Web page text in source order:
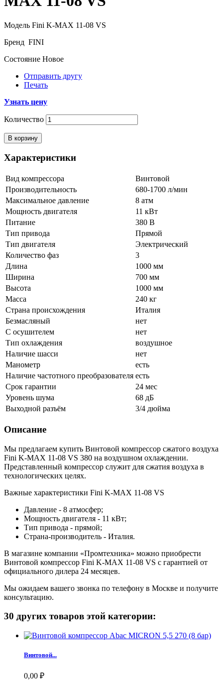
Модель Fini K-MAX 11-08 VS
Бренд FINI
Состояние Новое
Отправить другу
Печать
Узнать цену
Количество
В корзину
Характеристики
Вид компрессора
Винтовой
Производительность
680-1700 л/мин
Максимальное давление
8 атм
Мощность двигателя
11 кВт
Питание
380 В
Тип привода
Прямой
Тип двигателя
Электрический
Количество фаз
3
Длина
1000 мм
Ширина
700 мм
Высота
1000 мм
Масса
240 кг
Страна происхождения
Италия
Безмасляный
нет
С осушителем
нет
Тип охлаждения
воздушное
Наличие шасси
нет
Манометр
есть
Наличие частотного преобразователя есть
Срок гарантии
24 мес
Уровень шума
68 дБ
Выходной разъём
3/4 дюйма
Описание
Мы предлагаем купить Винтовой компрессор сжатого воздуха
Fini K-MAX 11-08 VS 380 на воздушном охлаждении.
Представленный компрессор служит для сжатия воздуха в
технологических целях.
Важные характеристики Fini K-MAX 11-08 VS
Давление - 8 атмосфер;
Мощность двигателя - 11 кВт;
Тип привода - прямой;
Страна-производитель - Италия.
В магазине компании «Промтехника» можно приобрести
Винтовой компрессор Fini K-MAX 11-08 VS с гарантией от
официального дилера 24 месяцев.
Мы ожидаем вашего звонка по телефону в Москве и получите
консультацию.
30 других товаров этой категории:
Винтовой...
0,00 ₽